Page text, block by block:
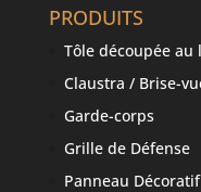
PRODUITS
Tôle découpée au
Claustra / Brise-
Garde-corps
Grille de Défense
Panneau